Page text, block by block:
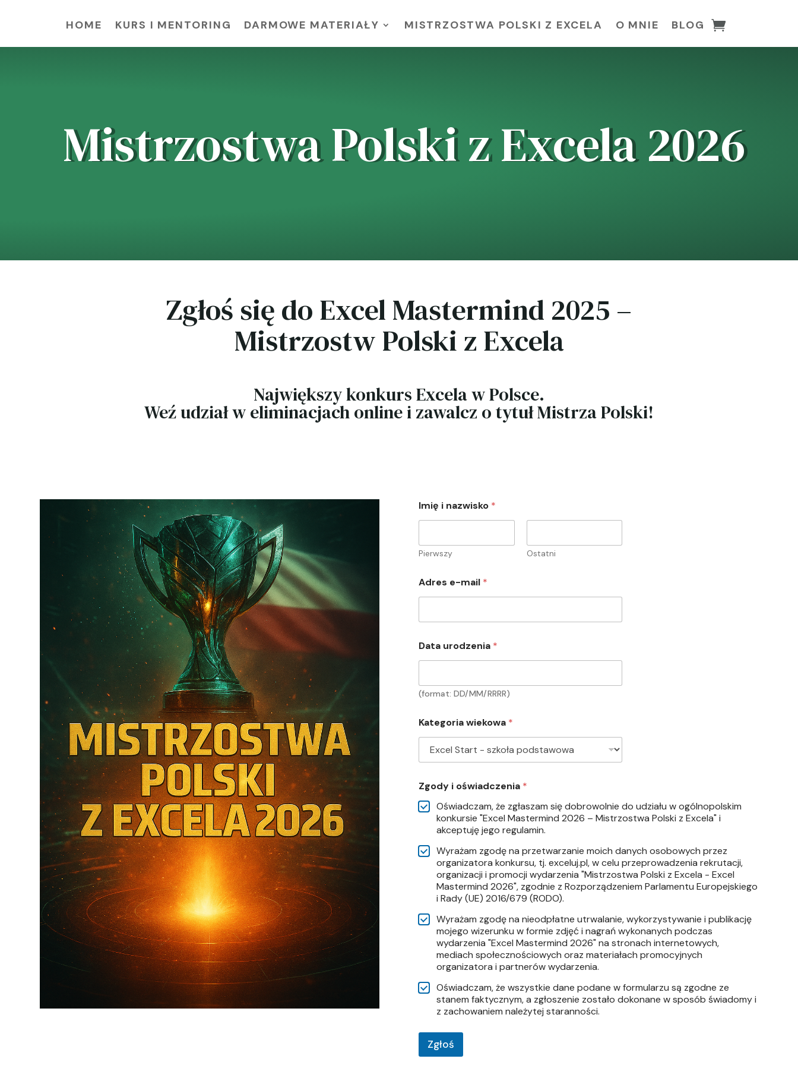
HOME KURS I MENTORING DARMOWE MATERIAŁY MISTRZOSTWA POLSKI Z EXCELA O MNIE BLOG
Mistrzostwa Polski z Excela 2026
Zgłoś się do Excel Mastermind 2025 –
Mistrzostw Polski z Excela
Największy konkurs Excela w Polsce.
Weź udział w eliminacjach online i zawalcz o tytuł Mistrza Polski!
Imię i nazwisko *
Pierwszy Ostatni
a
z
i
k
o
i
a
t
Adres e-mail *
Data urodzenia *
(format: DD/MM/RRRR)
Kategoria wiekowa *
Zgody i oświadczenia *
Oświadczam, że zgłaszam się dobrowolnie do udziału w ogólnopolskim
konkursie "Excel Mastermind 2026 – Mistrzostwa Polski z Excela" i
akceptuję jego regulamin.
Wyrażam zgodę na przetwarzanie moich danych osobowych przez
organizatora konkursu, tj. exceluj.pl, w celu przeprowadzenia rekrutacji,
organizacji i promocji wydarzenia "Mistrzostwa Polski z Excela - Excel
Mastermind 2026", zgodnie z Rozporządzeniem Parlamentu Europejskiego
i Rady (UE) 2016/679 (RODO).
Wyrażam zgodę na nieodpłatne utrwalanie, wykorzystywanie i publikację
mojego wizerunku w formie zdjęć i nagrań wykonanych podczas
wydarzenia "Excel Mastermind 2026" na stronach internetowych,
mediach społecznościowych oraz materiałach promocyjnych
organizatora i partnerów wydarzenia.
Oświadczam, że wszystkie dane podane w formularzu są zgodne ze
stanem faktycznym, a zgłoszenie zostało dokonane w sposób świadomy i
z zachowaniem należytej staranności.
Zgłoś